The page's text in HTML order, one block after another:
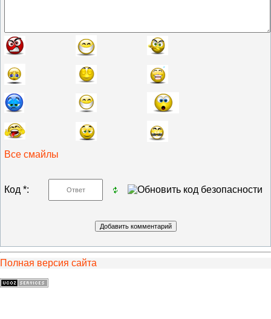
Все смайлы
Код *:
Полная версия сайта